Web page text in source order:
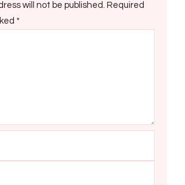
will not be published. Required
*